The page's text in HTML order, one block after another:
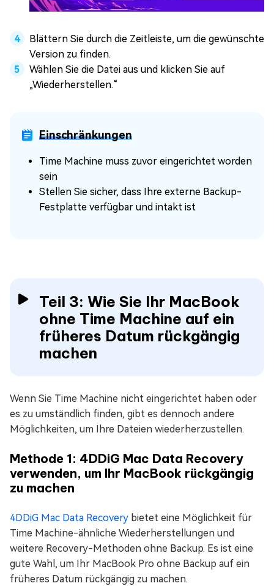
Blättern Sie durch die Zeitleiste, um die gewünschte
Version zu finden.
Wählen Sie die Datei aus und klicken Sie auf
„Wiederherstellen.“
Einschränkungen
Time Machine muss zuvor eingerichtet worden
sein
Stellen Sie sicher, dass Ihre externe Backup-
Festplatte verfügbar und intakt ist
Teil 3: Wie Sie Ihr MacBook
ohne Time Machine auf ein
früheres Datum rückgängig
machen
Wenn Sie Time Machine nicht eingerichtet haben oder
es zu umständlich finden, gibt es dennoch andere
Möglichkeiten, um Ihre Dateien wiederherzustellen.
Methode 1: 4DDiG Mac Data Recovery
verwenden, um Ihr MacBook rückgängig
zu machen
4DDiG Mac Data Recovery bietet eine Möglichkeit für
Time Machine-ähnliche Wiederherstellungen und
weitere Recovery-Methoden ohne Backup. Es ist eine
gute Wahl, um Ihr MacBook Pro ohne Backup auf ein
früheres Datum rückgängig zu machen.